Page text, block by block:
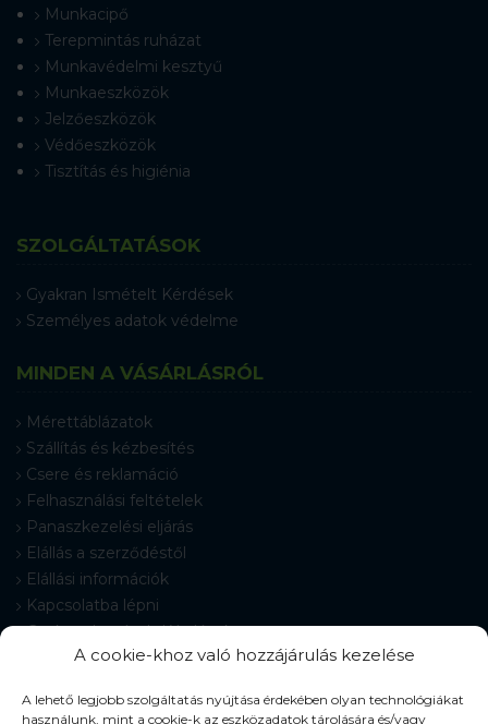
A cookie-khoz való hozzájárulás kezelése
A lehető legjobb szolgáltatás nyújtása érdekében olyan technológiákat
használunk, mint a cookie-k az eszközadatok tárolására és/vagy
Munkacipő
Terepmintás ruházat
Munkavédelmi kesztyű
Munkaeszközök
Jelzőeszközök
Védőeszközök
Tisztítás és higiénia
SZOLGÁLTATÁSOK
Gyakran Ismételt Kérdések
Személyes adatok védelme
MINDEN A VÁSÁRLÁSRÓL
Mérettáblázatok
Szállítás és kézbesítés
Csere és reklamáció
Felhasználási feltételek
Panaszkezelési eljárás
Elállás a szerződéstől
Elállási információk
Kapcsolatba lépni
Gyakran Ismételt Kérdések
Cookie-beállítások